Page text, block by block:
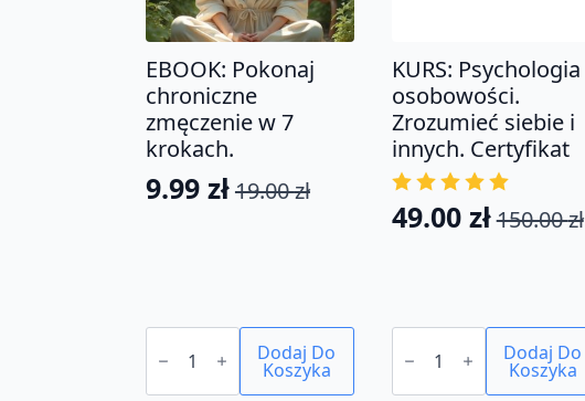
EBOOK: Pokonaj
chroniczne
zmęczenie w 7
krokach.
19.00zł
Pierwotna
9.99 zł
Aktualna
ilość
EBOOK:
Pokonaj
chroniczne
Dodaj Do
Koszyka
KURS: Psychologia
osobowości.
Zrozumieć siebie i
innych. Certyfikat
150.00zł
Pierwotna
150.00 zł.
49.00 zł
Aktualna
49.00 zł.
ilość
KURS:
Psychologia
osobowości.
Dodaj Do
Koszyka